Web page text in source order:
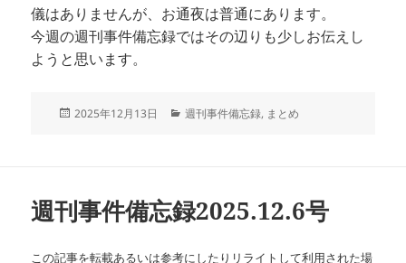
儀はありませんが、お通夜は普通にあります。
今週の週刊事件備忘録ではその辺りも少しお伝えし
ようと思います。
投
2025年12月13日
カ
週刊事件備忘録, まとめ
週刊事件備忘録2025.12.6号
この記事を転載あるいは参考にしたりリライトして利用された場